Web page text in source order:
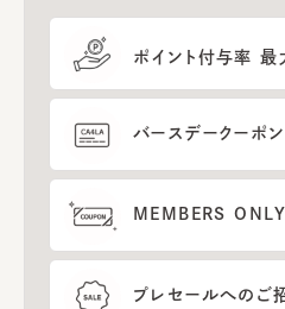
ポイント付与率 最
バースデークーポン
MEMBERS
プレセールへのご